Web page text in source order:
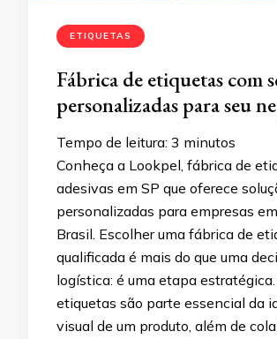
ETIQUETAS
Fábrica de etiquetas com
personalizadas para seu
Tempo de leitura: 3 minutos
Conheça a Lookpel, fábrica de
adesivas em SP que oferece
personalizadas para empresas
Brasil. Escolher uma fábrica de
qualificada é mais do que uma
logística: é uma etapa
etiquetas são parte essencial da
visual de um produto, além de